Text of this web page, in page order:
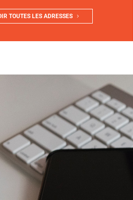
TOUTES LES ADRESSES